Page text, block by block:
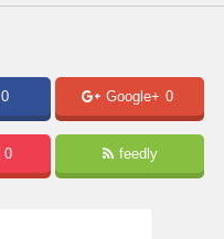
0 Google+ 0
0 feedly